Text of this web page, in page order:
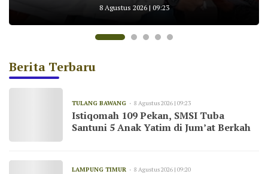
8 Agustus 2026 | 09:23
Konservasi Gajah
Bekerja Sesuai UU Pers dan Kode Etik
untuk AKBP Yuliansyah
KNMP Pesawaran
Berita Terbaru
TULANG BAWANG 8 Agustus 2026 | 09:23
Istiqomah 109 Pekan, SMSI Tuba
Santuni 5 Anak Yatim di Jum’at Berkah
LAMPUNG TIMUR 8 Agustus 2026 | 09:20